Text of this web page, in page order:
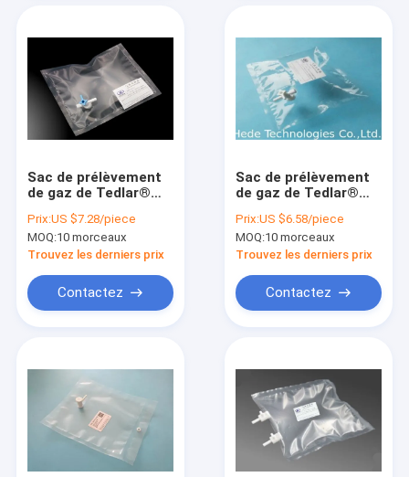
A propos de nous
Visite d'usine
Sac de prélèvement
de gaz de Tedlar®
côté-ouverture de
robinet de PC avec le
port 1/4" 6.35m
septum de silicone
Prix:US $7.28/piece
MOQ:10 morceaux
Trouvez les derniers prix
Contactez
Sac de prélèvement
de gaz de Tedlar®
côté-ouverture de
robinet de PC avec le
port 1/4" 6.35m
septum de silicone
Prix:US $6.58/piece
MOQ:10 morceaux
Trouvez les derniers prix
Contactez